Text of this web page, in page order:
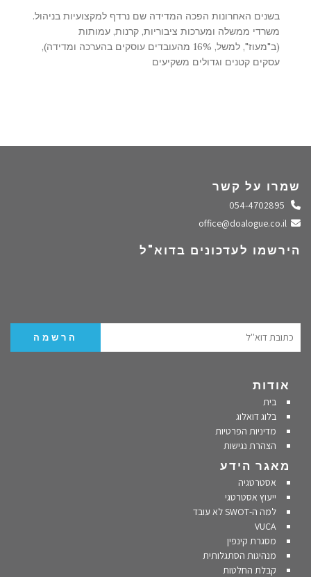
בשנים האחרונות הפכה המדידה שם נרדף למקצועיות בניהול.
משרדי ממשלה ומערכות ציבוריות, קרנות, עמותות
(ב"מעוז", למשל, 16% מהעובדים עוסקים בהערכה ומדידה),
עסקים קטנים וגדולים משקיעים
שמרו על קשר
התקשרו אלינו
שלחו מייל
הירשמו לעדכונים בדוא"ל
אודות
בית
בלוג דואלוג
מדיניות הפרטיות
הצהרת נגישות
מאגר הידע
אסטרטגיה
ייעוץ אסטרטגי
למה ה-SWOT לא עובד
VUCA
מסגרת קינפין
מנהיגות הסתגלותית
קבלת החלטות